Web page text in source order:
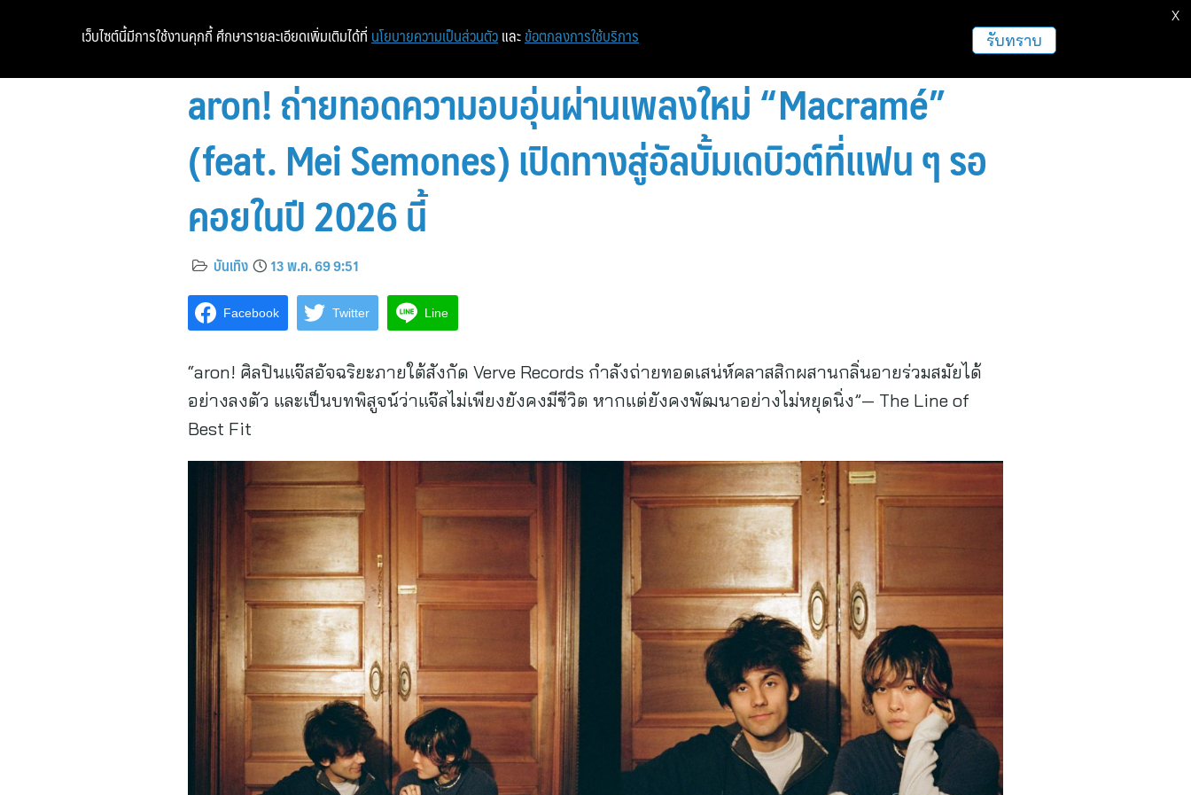
หน้าแรก ท่องเที่ยว ฝากข่าวประชาสัมพันธ์
aron! ถ่ายทอดความอบอุ่นผ่านเพลงใหม่ “Macramé”
(feat. Mei Semones) เปิดทางสู่อัลบั้มเดบิวต์ที่แฟน ๆ รอ
คอยในปี 2026 นี้
บันเทิง 13 พ.ค. 69 9:51
Facebook Twitter Line
“aron! ศิลปินแจ๊สอัจฉริยะภายใต้สังกัด Verve Records กำลังถ่ายทอดเสน่ห์คลาสสิกผสานกลิ่นอายร่วมสมัยได้
อย่างลงตัว และเป็นบทพิสูจน์ว่าแจ๊สไม่เพียงยังคงมีชีวิต หากแต่ยังคงพัฒนาอย่างไม่หยุดนิ่ง”— The Line of
Best Fit
เว็บไซต์นี้มีการใช้งานคุกกี้ ศึกษารายละเอียดเพิ่มเติมได้ที่ นโยบายความเป็นส่วนตัว และ ข้อตกลงการใช้บริการ รับทราบ
X